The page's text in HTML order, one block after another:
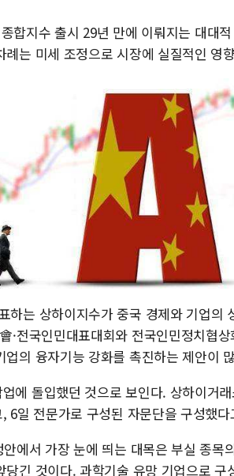
합지수 출시 29년 만에 이뤄지는 대대
는 미세 조정으로 시장에 실질적인 영
하는 상하이지수가 중국 경제와 기업의
·전국인민대표대회와 전국인민정치협
의 융자기능 강화를 촉진하는 제안이
에 돌입했던 것으로 보인다. 상하이거
6일 전문가로 구성된 자문단을 구성했
에서 가장 눈에 띄는 대목은 부실 종목
긴 것이다. 과학기술 유망 기업으로 구